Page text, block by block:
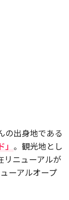
の出身地である
。観光地とし
リニューアルが
ーアルオープ